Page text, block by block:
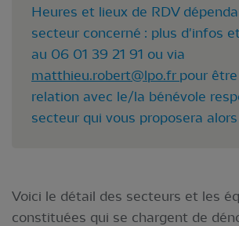
Heures et lieux de RDV
secteur concerné : plus d'infos
au 06 01 39 21 91 ou via
matthieu.robert@lpo.fr pour
relation avec le/la bénévole
secteur qui vous proposera alors
Voici le détail des secteurs et les
constituées qui se chargent de